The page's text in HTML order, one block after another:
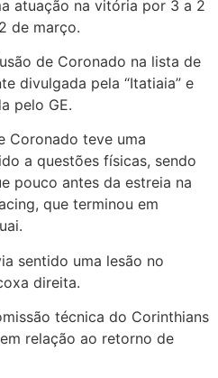
atuação na vitória por 3 a 2
de março.
de Coronado na lista de
divulgada pela “Itatiaia” e
pelo GE.
Coronado teve uma
a questões físicas, sendo
pouco antes da estreia na
que terminou em
sentido uma lesão no
direita.
técnica do Corinthians
relação ao retorno de